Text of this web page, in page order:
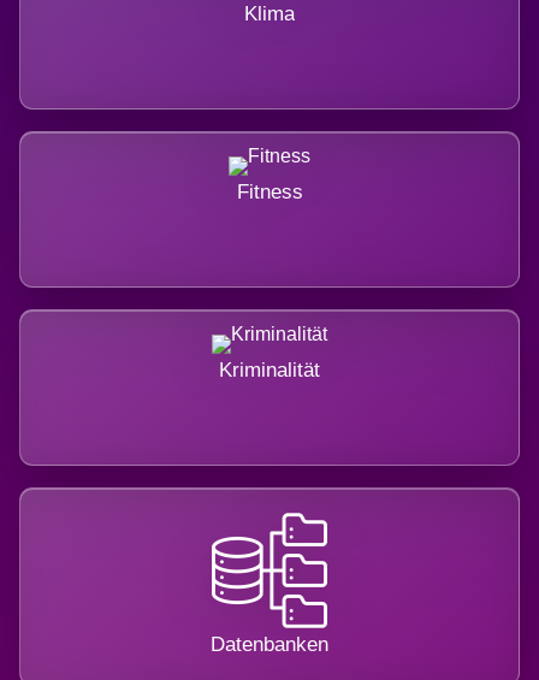
Klima
Fitness
Kriminalität
Datenbanken